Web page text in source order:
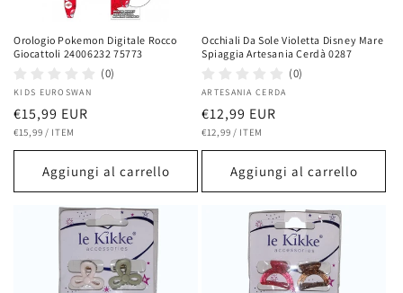
Orologio Pokemon Digitale Rocco
Giocattoli 24006232 75773
(0)
Fornitore:
KIDS EUROSWAN
Prezzo
di
listino
€15,99 EUR
PREZZO
€15,99 / PER
ITEM
Aggiungi al carrello
Occhiali Da Sole Violetta Disney Mare
Spiaggia Artesania Cerdà 0287
(0)
Fornitore:
ARTESANIA CERDA
Prezzo
di
listino
€12,99 EUR
PREZZO
€12,99 / PER
ITEM
Aggiungi al carrello